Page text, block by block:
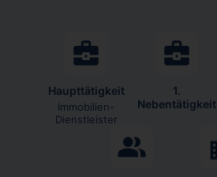
Haupttätigkeit
Immobilien-
Dienstleister
1.
Nebentätigkeit